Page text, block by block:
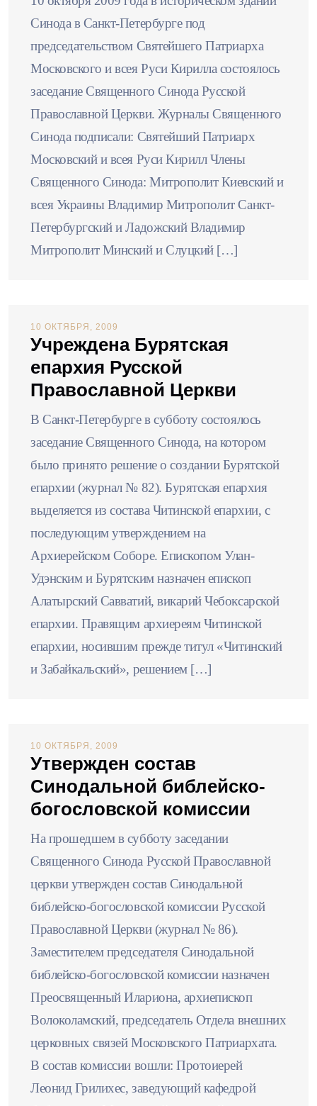
Синода в Санкт-Петербурге под
председательством Святейшего Патриарха
Московского и всея Руси Кирилла состоялось
заседание Священного Синода Русской
Православной Церкви. Журналы Священного
Синода подписали: Святейший Патриарх
Московский и всея Руси Кирилл Члены
Священного Синода: Митрополит Киевский и
всея Украины Владимир Митрополит Санкт-
Петербургский и Ладожский Владимир
Митрополит Минский и Слуцкий […]
10 ОКТЯБРЯ, 2009
Учреждена Бурятская
епархия Русской
Православной Церкви
В Санкт-Петербурге в субботу состоялось
заседание Священного Синода, на котором
было принято решение о создании Бурятской
епархии (журнал № 82). Бурятская епархия
выделяется из состава Читинской епархии, с
последующим утверждением на
Архиерейском Соборе. Епископом Улан-
Удэнским и Бурятским назначен епископ
Алатырский Савватий, викарий Чебоксарской
епархии. Правящим архиереям Читинской
епархии, носившим прежде титул «Читинский
и Забайкальский», решением […]
10 ОКТЯБРЯ, 2009
Утвержден состав
Синодальной библейско-
богословской комиссии
На прошедшем в субботу заседании
Священного Синода Русской Православной
церкви утвержден состав Синодальной
библейско-богословской комиссии Русской
Православной Церкви (журнал № 86).
Заместителем председателя Синодальной
библейско-богословской комиссии назначен
Преосвященный Илариона, архиепископ
Волоколамский, председатель Отдела внешних
церковных связей Московского Патриархата.
В состав комиссии вошли: Протоиерей
Леонид Грилихес, заведующий кафедрой